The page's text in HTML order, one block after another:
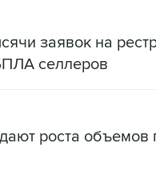
заявок на
селлеров
роста